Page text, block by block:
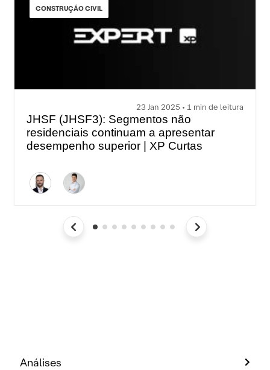
CONSTRUÇÃO CIVIL
23 Jan 2025 • 1 min de leitura
JHSF (JHSF3): Segmentos não
residenciais continuam a apresentar
desempenho superior | XP Curtas
Análises